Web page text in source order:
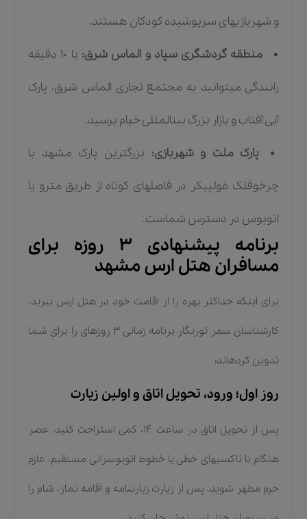
و شهربازیهای سرپوشیده کودکان هستند.
منطقه گردشگری سپاد و الماس شرق: با ۱۰ دقیقه
رانندگی میتوانید به مجتمع تجاری الماس شرق، پارک
آبی آفتاب و بازار بزرگ بینالمللی خیام برسید.
پارک ملت و شهربازی: بزرگترین پارک مشهد با
چرخوفلک غولپیکر در فاصلهای کوتاه از طریق مترو یا
اتوبوس در دسترس شماست.
برنامه پیشنهادی ۳ روزه برای
مسافران هتل ارس مشهد
برای اینکه حداکثر بهره را از اقامت خود در هتل ارس ببرید،
کارشناسان سفر تورنگار برنامه زمانی ۳ روزهای را برای شما
تدوین کردهاند:
روز اول؛ ورود، تحویل اتاق و اولین زیارت
پس از تحویل اتاق در ساعت ۱۴، کمی استراحت کنید. عصر
هنگام با تاکسیهای خطی یا خطوط اتوبوسرانی مستقیم، عازم
حرم مطهر شوید. پس از زیارت زیارتنامه و اقامه نماز، شام را